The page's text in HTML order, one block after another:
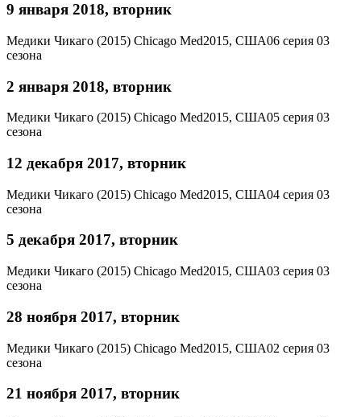
9 января 2018, вторник
Медики Чикаго (2015) Chicago Med2015, США06 серия 03
сезона
2 января 2018, вторник
Медики Чикаго (2015) Chicago Med2015, США05 серия 03
сезона
12 декабря 2017, вторник
Медики Чикаго (2015) Chicago Med2015, США04 серия 03
сезона
5 декабря 2017, вторник
Медики Чикаго (2015) Chicago Med2015, США03 серия 03
сезона
28 ноября 2017, вторник
Медики Чикаго (2015) Chicago Med2015, США02 серия 03
сезона
21 ноября 2017, вторник